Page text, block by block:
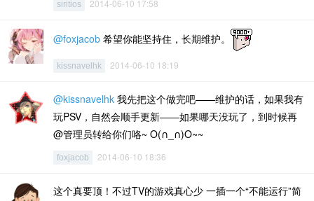
siritios 2014-06-10 17:58
@foxjacob 希望你能坚持住，长期维护。
kissnavelhk 2014-06-10 18:19
@kissnavelhk 我先把这个做完吧——维护的话，如果我有
玩PSV，自然会顺手更新——如果哪天没玩了，到时候再
@管理员转给你们咯~ O(∩_∩)O~~
foxjacob 2014-06-10 18:36
这个真要顶！不过TV的游戏真心少 一插一个“不能运行”简